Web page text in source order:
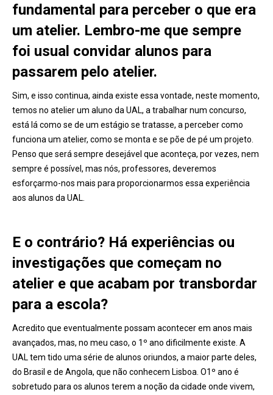
fundamental para perceber o que era
um atelier. Lembro-me que sempre
foi usual convidar alunos para
passarem pelo atelier.
Sim, e isso continua, ainda existe essa vontade, neste momento,
temos no atelier um aluno da UAL, a trabalhar num concurso,
está lá como se de um estágio se tratasse, a perceber como
funciona um atelier, como se monta e se põe de pé um projeto.
Penso que será sempre desejável que aconteça, por vezes, nem
sempre é possível, mas nós, professores, deveremos
esforçarmo-nos mais para proporcionarmos essa experiência
aos alunos da UAL.
E o contrário? Há experiências ou
investigações que começam no
atelier e que acabam por transbordar
para a escola?
Acredito que eventualmente possam acontecer em anos mais
avançados, mas, no meu caso, o 1º ano dificilmente existe. A
UAL tem tido uma série de alunos oriundos, a maior parte deles,
do Brasil e de Angola, que não conhecem Lisboa. O1º ano é
sobretudo para os alunos terem a noção da cidade onde vivem,